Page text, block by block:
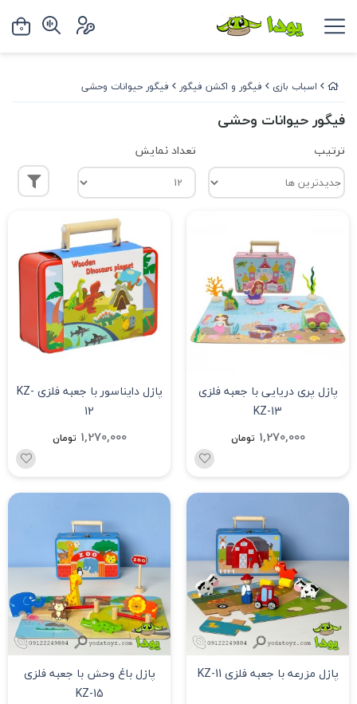
اسباب بازی فیگور و اکشن فیگور فیگور حیوانات وحشی
فیگور حیوانات وحشی
ترتیب تعداد نمایش
پازل پری دریایی با جعبه فلزی
KZ-13
1,270,000 تومان
پازل دایناسور با جعبه فلزی KZ-
12
1,270,000 تومان
پازل مزرعه با جعبه فلزی KZ-11
پازل باغ وحش با جعبه فلزی
KZ-15
0